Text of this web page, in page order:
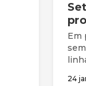
Em
linha da
24